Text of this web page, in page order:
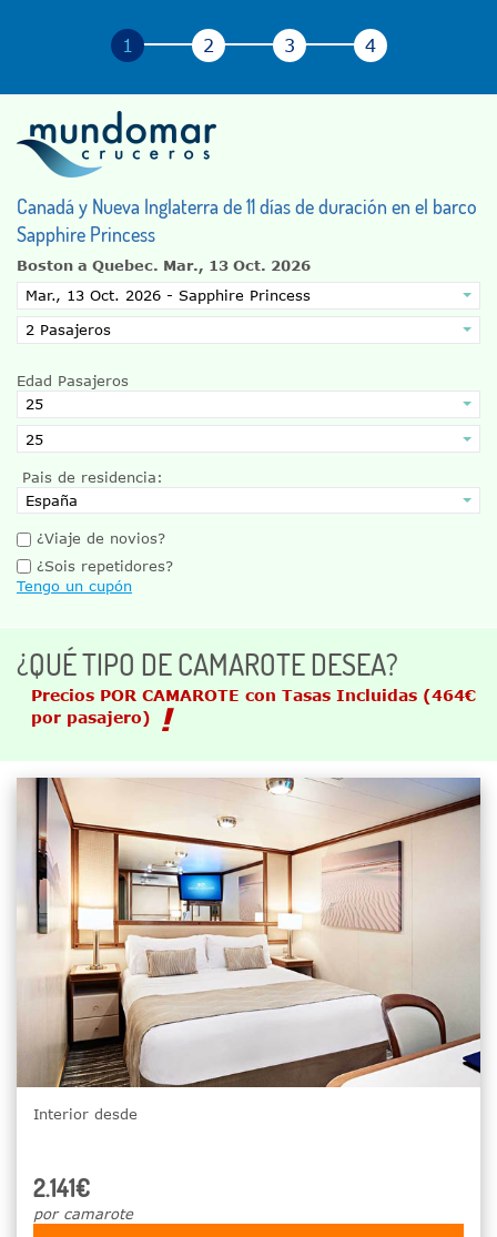
Canadá y Nueva Inglaterra de 11 días de duración en el barco
Sapphire Princess
Boston a Quebec. Mar., 13 Oct. 2026
Edad Pasajeros
Pais de residencia:
¿Viaje de novios?
¿Sois repetidores?
Tengo un cupón
¿QUÉ TIPO DE CAMAROTE DESEA?
Precios POR CAMAROTE con Tasas Incluidas (464€
por pasajero)
Interior desde
2.141€
por camarote